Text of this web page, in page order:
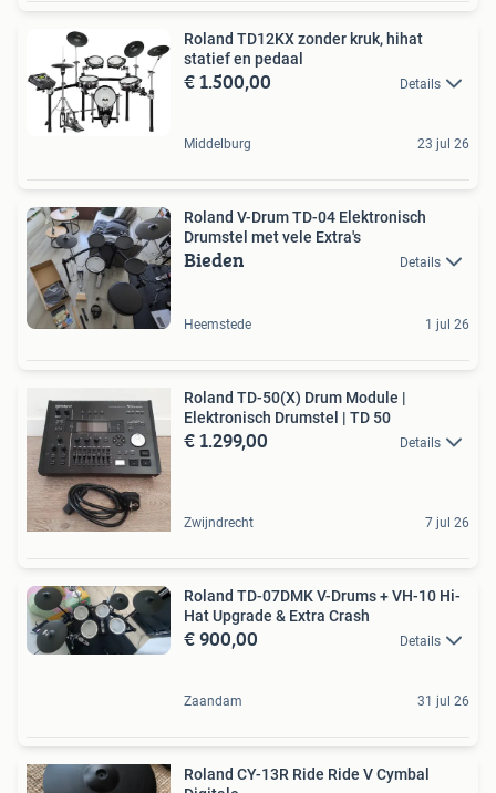
Roland TD12KX zonder kruk, hihat
statief en pedaal
€ 1.500,00 Details
Middelburg 23 jul 26
Roland V-Drum TD-04 Elektronisch
Drumstel met vele Extra's
Bieden Details
Heemstede 1 jul 26
Roland TD-50(X) Drum Module |
Elektronisch Drumstel | TD 50
€ 1.299,00 Details
Zwijndrecht 7 jul 26
Roland TD-07DMK V-Drums + VH-10 Hi-
Hat Upgrade & Extra Crash
€ 900,00 Details
Zaandam 31 jul 26
Roland CY-13R Ride Ride V Cymbal